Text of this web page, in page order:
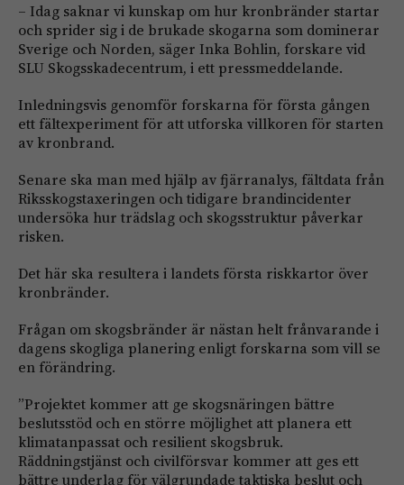
– Idag saknar vi kunskap om hur kronbränder startar
och sprider sig i de brukade skogarna som dominerar
Sverige och Norden, säger Inka Bohlin, forskare vid
SLU Skogsskadecentrum, i ett pressmeddelande.
Inledningsvis genomför forskarna för första gången
ett fältexperiment för att utforska villkoren för starten
av kronbrand.
Senare ska man med hjälp av fjärranalys, fältdata från
Riksskogstaxeringen och tidigare brandincidenter
undersöka hur trädslag och skogsstruktur påverkar
risken.
Det här ska resultera i landets första riskkartor över
kronbränder.
Frågan om skogsbränder är nästan helt frånvarande i
dagens skogliga planering enligt forskarna som vill se
en förändring.
”Projektet kommer att ge skogsnäringen bättre
beslutsstöd och en större möjlighet att planera ett
klimatanpassat och resilient skogsbruk.
Räddningstjänst och civilförsvar kommer att ges ett
bättre underlag för välgrundade taktiska beslut och